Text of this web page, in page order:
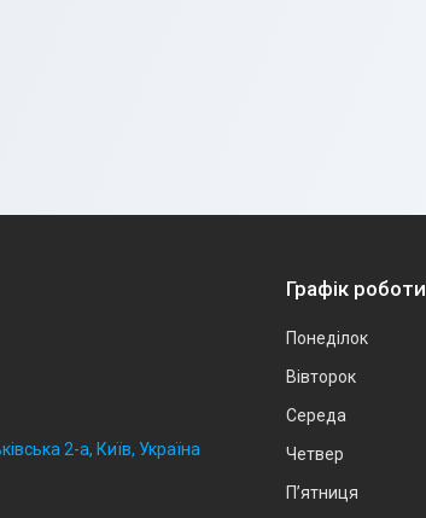
2-а, Київ, Україна
Графік роботи
Понеділок
Вівторок
Середа
Четвер
Пʼятниця